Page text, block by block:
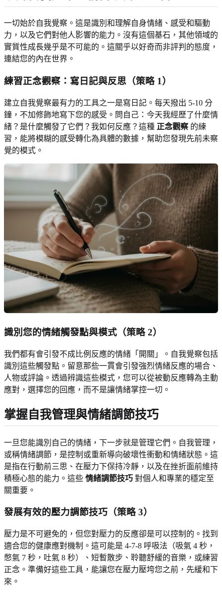
一切始於自我覺察。這是識別和理解自身情緒、感受和驅動
力，以及它們對他人影響的能力。沒有這個基石，其他領域的
實質性成長幾乎是不可能的。這關乎以好奇而非評判的態度，
連結您的內在世界。
練習正念觀察：寫日記與反思 （策略 1）
建立自我覺察最有力的工具之一是寫日記。每天撥出 5-10 分
鐘，不加修飾地寫下您的感受。問自己：今天我經歷了什麼情
緒？是什麼觸發了它們？我如何反應？這種 正念觀察 的練
習，能將模糊的感受轉化為具體的數據，幫助您發現先前未察
覺的模式。
識別您的情緒觸發點與模式 （策略 2）
我們都有會引發不成比例反應的情緒「開關」。自我覺察包括
識別這些觸發點。留意那些一貫會引發強烈情緒反應的場合、
人物或評論。透過辨識這些模式，您可以從被動反應轉為主動
應對，選擇您的回應，而不是讓情緒掌控一切。
掌握自我管理與情緒調節技巧
一旦您能識別自己的情緒，下一步就是管理它們。自我管理，
或稱情緒調節，是控制或重新導向破壞性衝動和情緒狀態。這
是指在行動前三思、在壓力下保持冷靜，以及在挫折面前維持
積極心態的能力。這些 情緒調節技巧 對個人和專業的穩定至
關重要。
發展有效的壓力調節技巧 （策略 3）
壓力是不可避免的，但您對壓力的反應卻是可以控制的。找到
適合您的健康應對機制。這可能是 4-7-8 呼吸法（吸氣 4 秒，
憋氣 7 秒，吐氣 8 秒）、短暫散步、聆聽舒緩的音樂，或練習
正念。準備好這些工具，能讓您在壓力壓垮您之前，先緩和下
來。